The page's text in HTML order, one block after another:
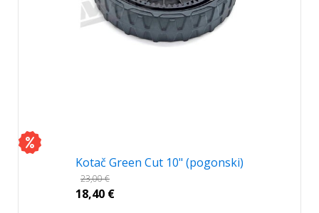
Kotač Green Cut 10" (pogonski)
23,00€
18,40 €